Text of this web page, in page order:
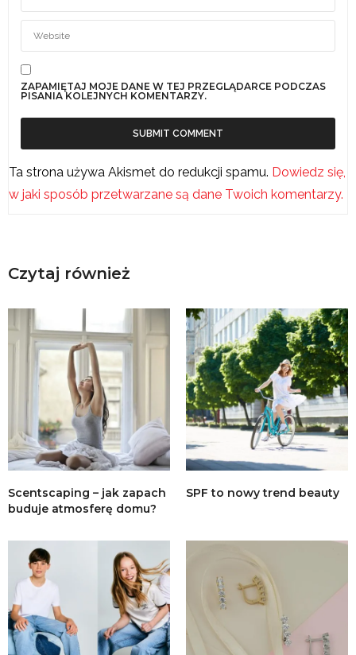
ZAPAMIĘTAJ MOJE DANE W TEJ PRZEGLĄDARCE PODCZAS
PISANIA KOLEJNYCH KOMENTARZY.
Ta strona używa Akismet do redukcji spamu. Dowiedz się,
w jaki sposób przetwarzane są dane Twoich komentarzy.
Czytaj również
Scentscaping – jak zapach
buduje atmosferę domu?
SPF to nowy trend beauty